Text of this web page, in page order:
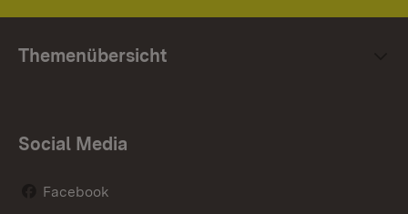
Themenübersicht
Social Media
Facebook